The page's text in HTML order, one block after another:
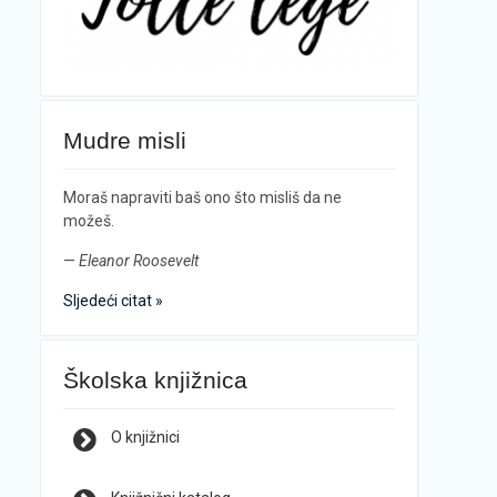
Mudre misli
Moraš napraviti baš ono što misliš da ne
možeš.
— Eleanor Roosevelt
Sljedeći citat »
Školska knjižnica
O knjižnici